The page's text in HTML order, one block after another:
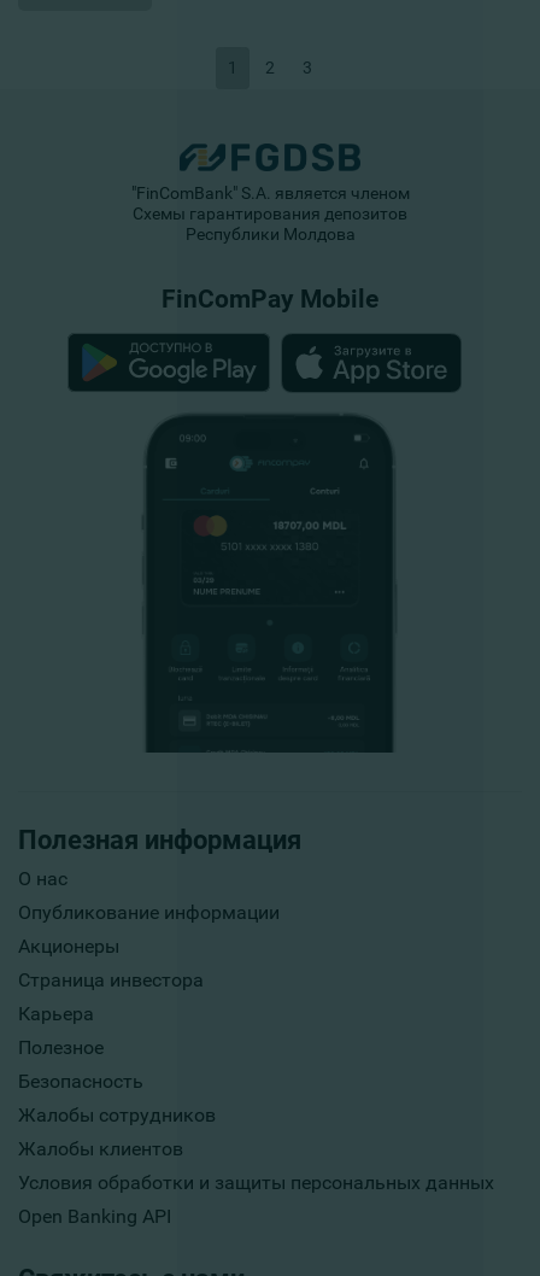
1 2 3
Полезная информация
О нас
Опубликование информации
Акционеры
Страница инвестора
Карьера
Полезное
Безопасность
Жалобы сотрудников
Жалобы клиентов
Условия обработки и защиты персональных данных
Open Banking API
"FinComBank" S.A. является членом
Схемы гарантирования депозитов
Республики Молдова
FinComPay Mobile